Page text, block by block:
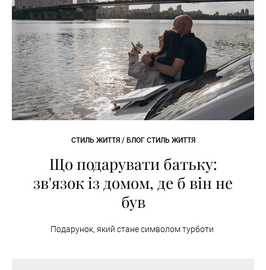
СТИЛЬ ЖИТТЯ / БЛОГ СТИЛЬ ЖИТТЯ
Що подарувати батьку:
зв'язок із домом, де б він не
був
Подарунок, який стане символом турботи